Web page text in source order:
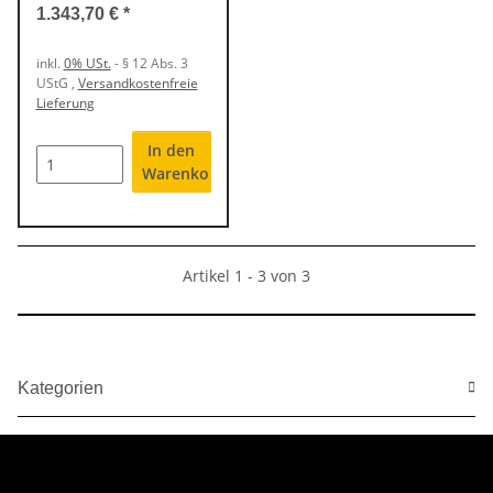
1.343,70 € *
inkl.0% USt.- § 12 Abs. 3
UStG , Versandkostenfreie
Lieferung
In den
Warenkorb
Artikel 1 - 3 von 3
Kategorien